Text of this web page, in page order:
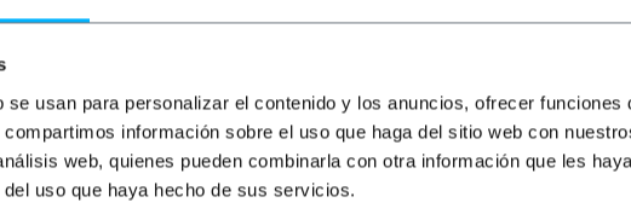
usan para personalizar el contenido y los anuncios, ofrecer funciones
información sobre el uso que haga del sitio web con
web, quienes pueden combinarla con otra información que les
uso que haya hecho de sus servicios.
al muntatge de 9 plaques mare mini-ITX Atom en una mateixa
dissenyada perquè es pugui tallar a mida, deixant els
de 1U tipus Flex (com les nostres referències # FB065 o #
mini-ITX.
(2 interiors i 2 a la part del darrere).
a instal·lar una font d'alimentació, una placa mare mini-ITX, 2
per separat (referència # CK083).